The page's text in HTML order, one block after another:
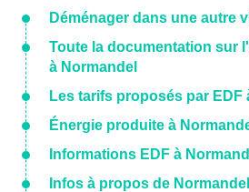
Déménager dans une autre
Toute la documentation sur
à Normandel
Les tarifs proposés par EDF
Énergie produite à
Informations EDF à
Infos à propos de Normandel